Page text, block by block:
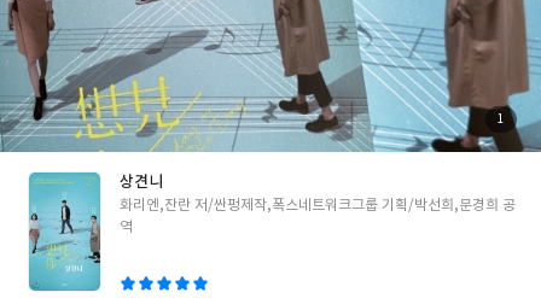
쉬안이 뛰어가면서 뒤를 돌아보는 장면에서 왠지 모를 뭉클함과 반
가움, 떨림이 느껴졌다. 나도 리쯔웨이처럼 황위쉬안에게 반하게 된
걸지도 모른다.
가장 슬펐던 장면은 황위시안이 천윈루의 마음을 마
주하게 되었을 때다. 마치 내가 천윈루의 몸 속에 들어간 것처럼 슬
픈 감정을 공유했다.그리고 상견니에서 자주 나온 케이크의 초를 불
면서 소원을 비는 장면에서 항상 세 번째 소원은 마음 속으로 생각하
였는데 왜 그런지 생각하다가 리쯔웨이가 말하는 걸 가만 생각해 보
니 납득이 갔다. 이제 다음 생일에는 나도 세 번째 소원은 마음 속으
로 생각해야지....
람들이 많이 있겠지.? 나 또한 그 사람들 중에 하나지만..!!
서 만나 행복하게 살아가고 있을 리쯔웨이, 황위쉬안 꼭 행복해야
첨
사
1
상견니
글
쓴
화리엔,잔란 저/싼펑제작,폭스네트워크그룹 기획/박선희,문경희 공
역